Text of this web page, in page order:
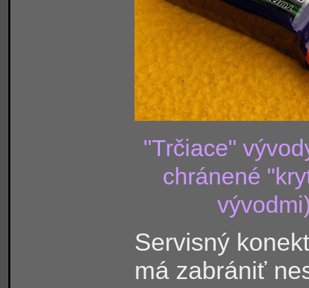
"Trčiace"
chránené
Servisný
má zabrániť